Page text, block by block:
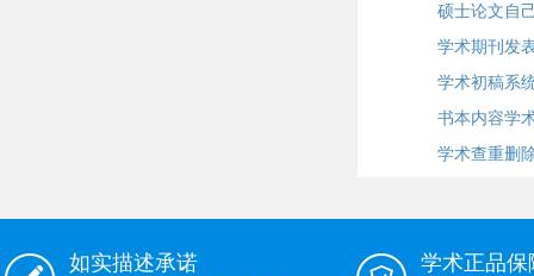
硕士论文自
学术期刊发
学术初稿系
书本内容学
学术查重删
如实描述承诺 学术正品保